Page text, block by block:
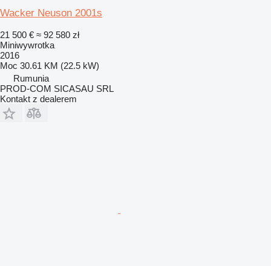
Wacker Neuson 2001s
21 500 € ≈ 92 580 zł
Miniwywrotka
2016
Moc 30.61 KM (22.5 kW)
Rumunia
PROD-COM SICASAU SRL
Kontakt z dealerem